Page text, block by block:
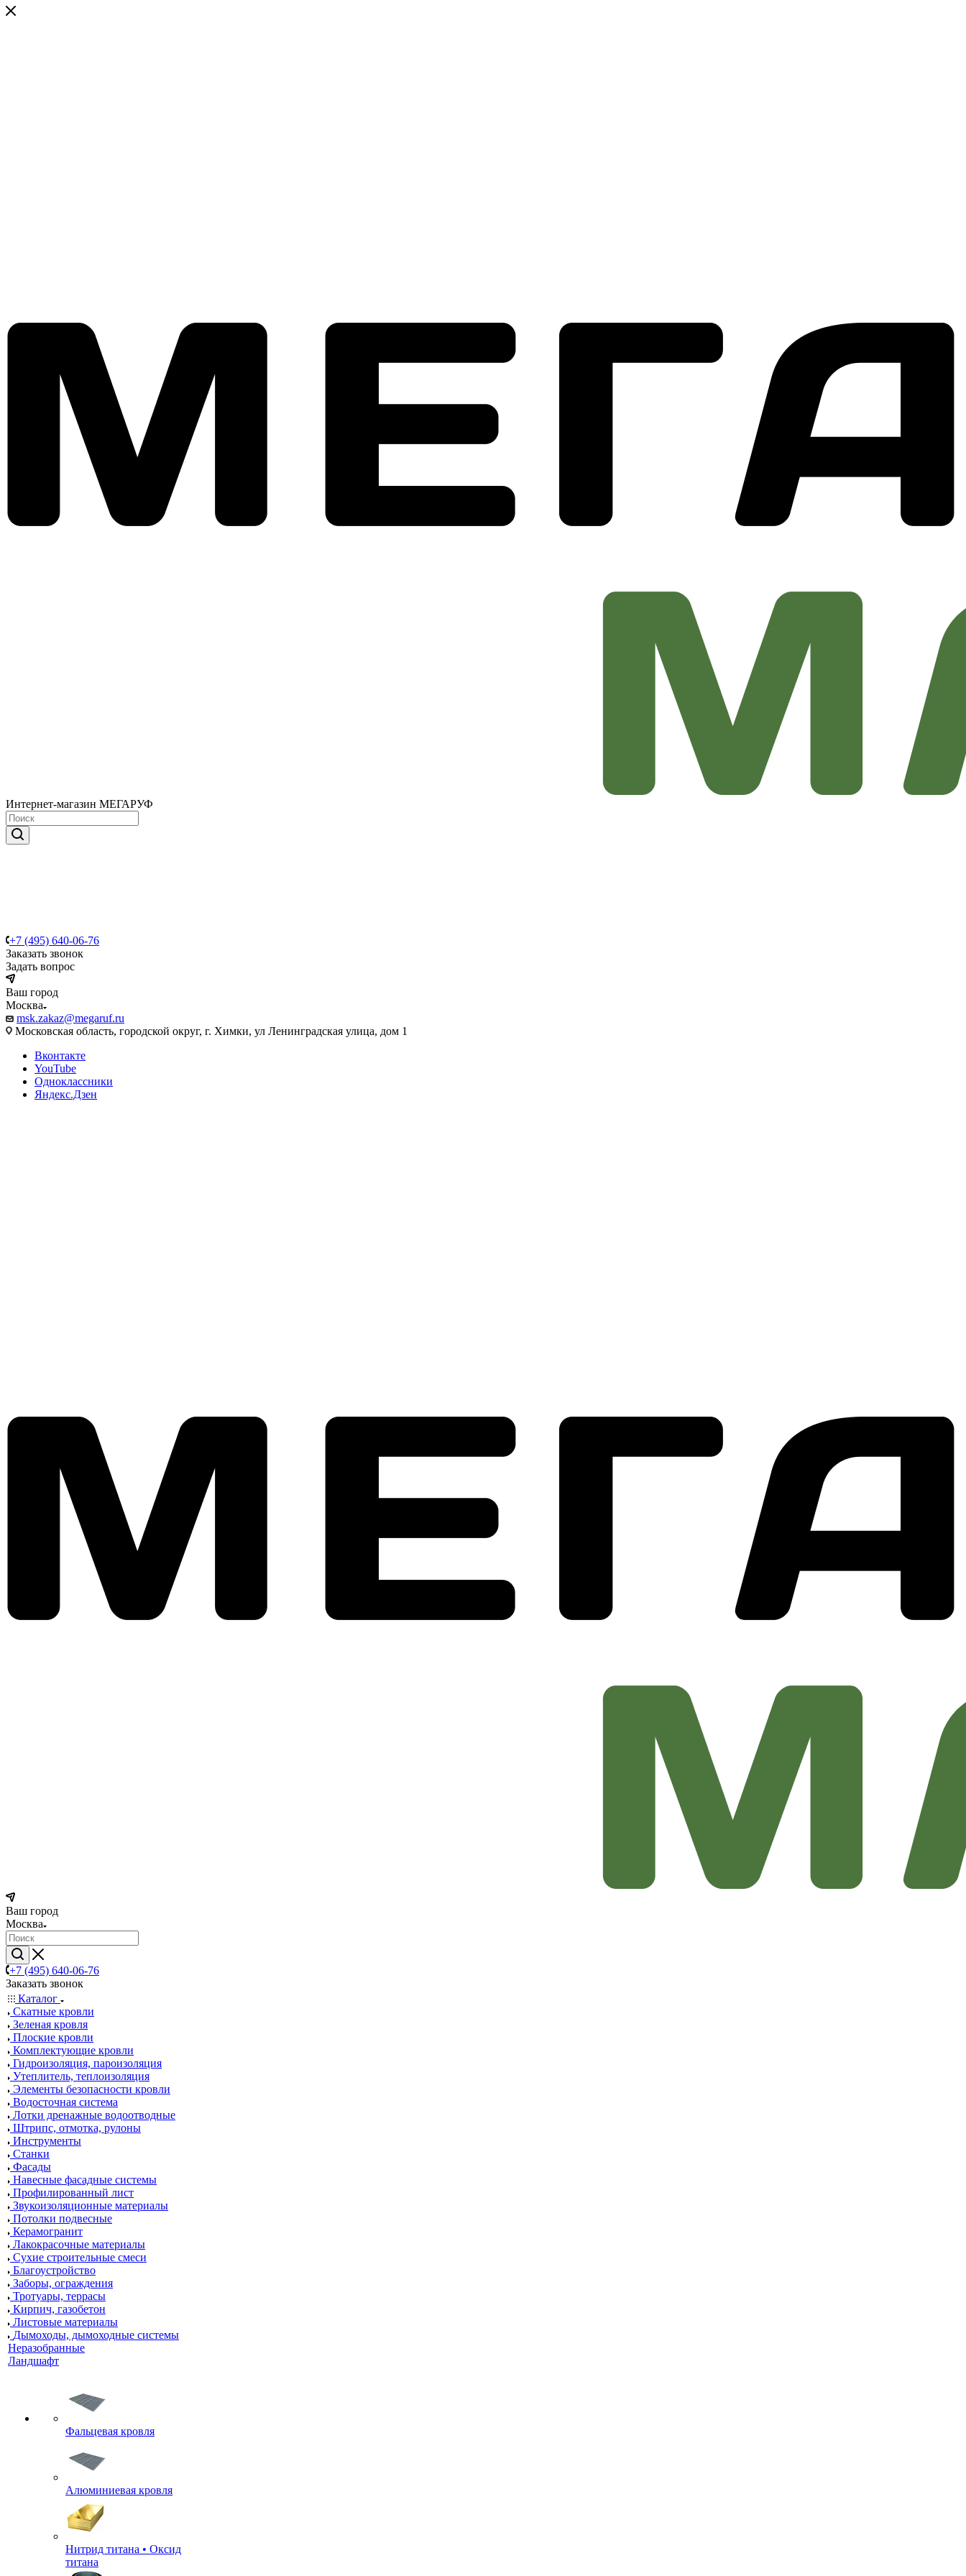
Интернет-магазин МЕГАРУФ
+7 (495) 640-06-76
Заказать звонок
Задать вопрос
Ваш город
Москва
msk.zakaz@megaruf.ru
Московская область, городской округ, г. Химки, ул Ленинградская улица, дом 1
Вконтакте
YouTube
Одноклассники
Яндекс.Дзен
Ваш город
Москва
+7 (495) 640-06-76
Заказать звонок
Каталог
Скатные кровли
Зеленая кровля
Плоские кровли
Комплектующие кровли
Гидроизоляция, пароизоляция
Утеплитель, теплоизоляция
Элементы безопасности кровли
Водосточная система
Лотки дренажные водоотводные
Штрипс, отмотка, рулоны
Инструменты
Станки
Фасады
Навесные фасадные системы
Профилированный лист
Звукоизоляционные материалы
Потолки подвесные
Керамогранит
Лакокрасочные материалы
Сухие строительные смеси
Благоустройство
Заборы, ограждения
Тротуары, террасы
Кирпич, газобетон
Листовые материалы
Дымоходы, дымоходные системы
Неразобранные
Ландшафт
Фальцевая кровля
Алюминиевая кровля
Нитрид титана • Оксид
титана